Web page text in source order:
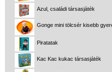
Azul, családi társasjáték
Gonge mini tölcsér kisebb
Piratatak
Kac Kac kukac társasjáték